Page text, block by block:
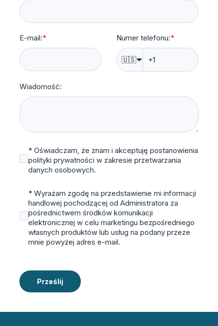
E-mail:* Numer telefonu:*
🇺🇸
Wiadomość:
* Oświadczam, że znam i akceptuję postanowienia
polityki prywatności w zakresie przetwarzania
danych osobowych.
* Wyrażam zgodę na przedstawienie mi informacji
handlowej pochodzącej od Administratora za
pośrednictwem środków komunikacji
elektronicznej w celu marketingu bezpośredniego
własnych produktów lub usług na podany przeze
mnie powyżej adres e-mail.
Prześlij